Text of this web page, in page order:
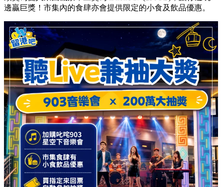
邊贏巨獎！市集內的食肆亦會提供限定的小食及飲品優惠。